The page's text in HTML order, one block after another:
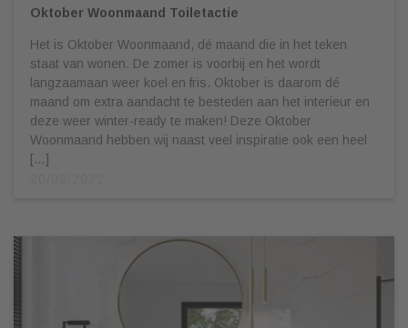
Oktober Woonmaand Toiletactie
Het is Oktober Woonmaand, dé maand die in het teken
staat van wonen. De zomer is voorbij en het wordt
langzaamaan weer koel en fris. Oktober is daarom dé
maand om extra aandacht te besteden aan het interieur en
deze weer winter-ready te maken! Deze Oktober
Woonmaand hebben wij naast veel inspiratie ook een heel
[…]